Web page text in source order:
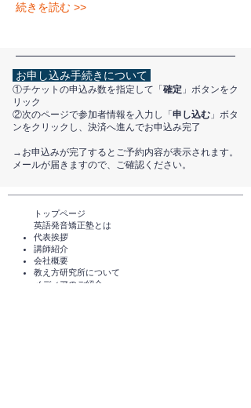
続きを読む >>
お申し込み手続きについて
①チケットの申込み数を指定して「 確定 」ボタンをク
リック
②次のページで参加者情報を入力し「 申し込む 」ボタ
ンをクリックし、決済へ進んでお申込み完了
​→お申込みが完了するとご予約内容が表示されます。
メールが届きますので、ご確認ください。
トップページ​
英語発音矯正塾とは
代表挨拶
講師紹介
​会社概要
​教え方研究所について
メディアのご紹介